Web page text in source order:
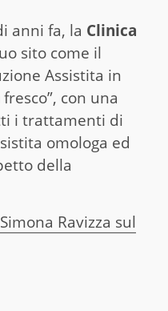
anni fa, la Clinica
sito come il
Assistita in
con una
i trattamenti di
omologa ed
della
Ravizza sul